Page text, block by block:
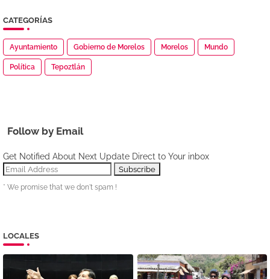
CATEGORÍAS
Ayuntamiento Gobierno de Morelos Morelos Mundo
Política Tepoztlán
Follow by Email
Get Notified About Next Update Direct to Your inbox
* We promise that we don't spam !
LOCALES